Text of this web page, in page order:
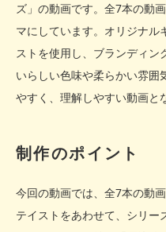
ズ」の動画です。全7本の動
マにしています。オリジナル
ストを使用し、ブランディン
いらしい色味や柔らかい雰囲
やすく、理解しやすい動画と
制作のポイント
今回の動画では、全7本の動
テイストをあわせて、シリー